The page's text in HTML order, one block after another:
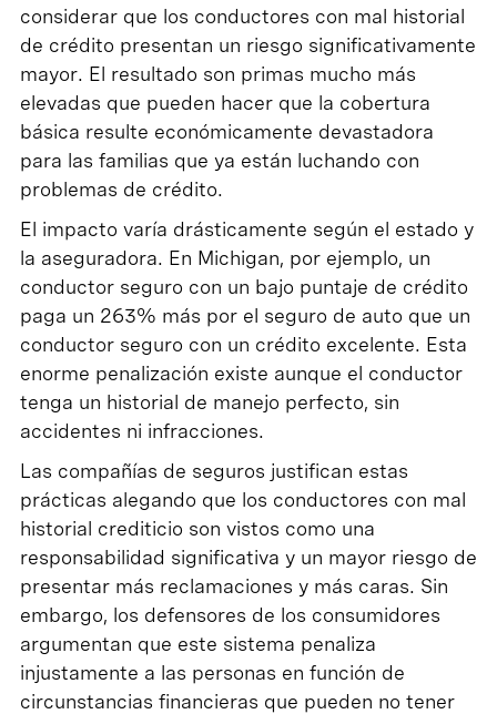
considerar que los conductores con mal historial
de crédito presentan un riesgo significativamente
mayor. El resultado son primas mucho más
elevadas que pueden hacer que la cobertura
básica resulte económicamente devastadora
para las familias que ya están luchando con
problemas de crédito.
El impacto varía drásticamente según el estado y
la aseguradora. En Michigan, por ejemplo, un
conductor seguro con un bajo puntaje de crédito
paga un 263% más por el seguro de auto que un
conductor seguro con un crédito excelente. Esta
enorme penalización existe aunque el conductor
tenga un historial de manejo perfecto, sin
accidentes ni infracciones.
Las compañías de seguros justifican estas
prácticas alegando que los conductores con mal
historial crediticio son vistos como una
responsabilidad significativa y un mayor riesgo de
presentar más reclamaciones y más caras. Sin
embargo, los defensores de los consumidores
argumentan que este sistema penaliza
injustamente a las personas en función de
circunstancias financieras que pueden no tener